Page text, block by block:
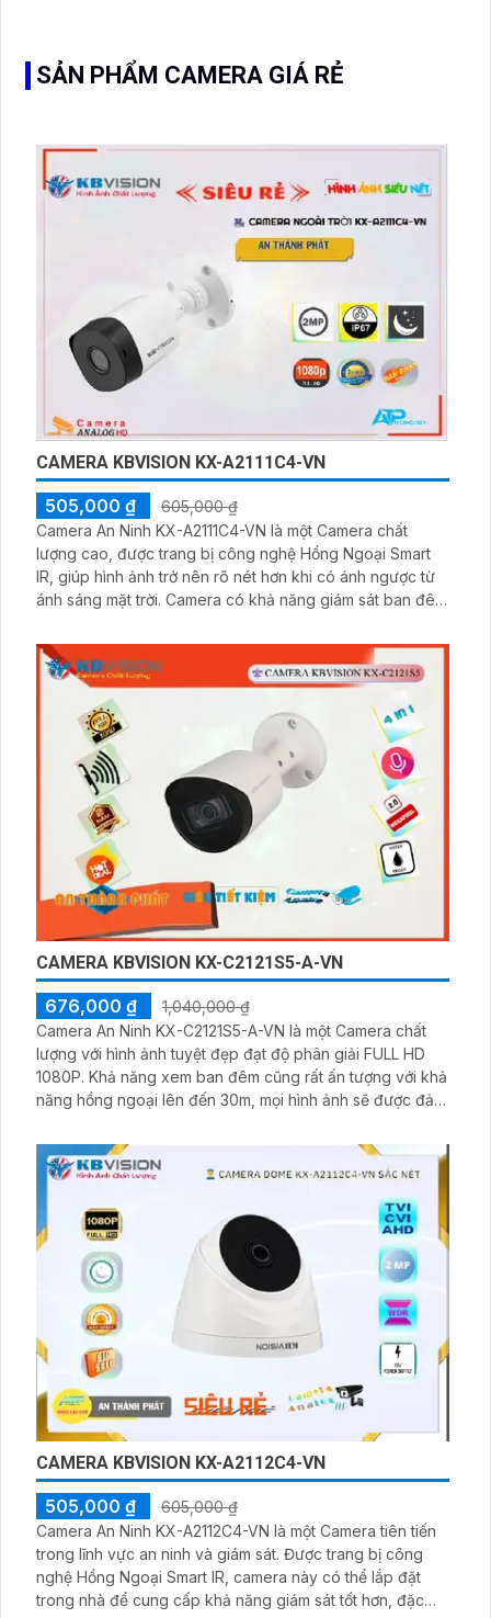
SẢN PHẨM CAMERA GIÁ RẺ
CAMERA KBVISION KX-A2111C4-VN
505,000 ₫
605,000 ₫
Camera An Ninh KX-A2111C4-VN là một Camera chất
lượng cao, được trang bị công nghệ Hồng Ngoại Smart
IR, giúp hình ảnh trở nên rõ nét hơn khi có ánh ngược từ
ánh sáng mặt trời. Camera có khả năng giám sát ban đêm
an toàn và an ninh cho ngôi nhà hoặc văn phòng của
bạn. Đây là một lựa chọn tốt để bảo vệ tài sản và giám sát
môi trường xung quanh
CAMERA KBVISION KX-C2121S5-A-VN
676,000 ₫
1,040,000 ₫
Camera An Ninh KX-C2121S5-A-VN là một Camera chất
lượng với hình ảnh tuyệt đẹp đạt độ phân giải FULL HD
1080P. Khả năng xem ban đêm cũng rất ấn tượng với khả
năng hồng ngoại lên đến 30m, mọi hình ảnh sẽ được đảm
AHD CVI TVI BCS, tạo ra hình ảnh chất lượng cao
CAMERA KBVISION KX-A2112C4-VN
505,000 ₫
605,000 ₫
Camera An Ninh KX-A2112C4-VN là một Camera tiên tiến
trong lĩnh vực an ninh và giám sát. Được trang bị công
nghệ Hồng Ngoại Smart IR, camera này có thể lắp đặt
trong nhà để cung cấp khả năng giám sát tốt hơn, đặc